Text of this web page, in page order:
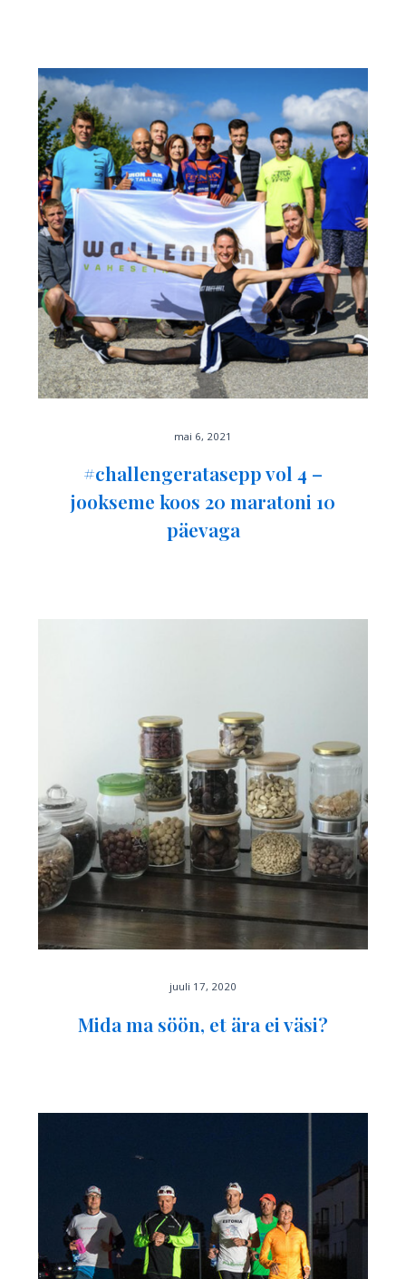
mai 6, 2021
#challengeratasepp vol 4 –
jookseme koos 20 maratoni 10
päevaga
juuli 17, 2020
Mida ma söön, et ära ei väsi?